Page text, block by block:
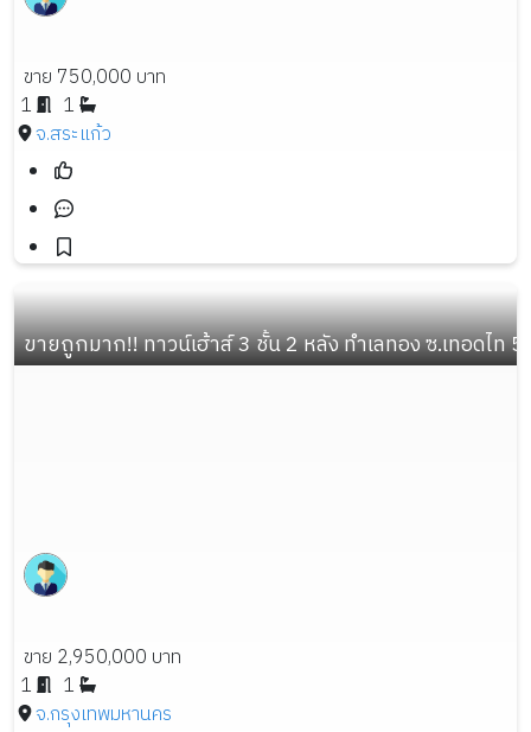
ขาย 750,000 บาท
1
1
จ.สระแก้ว
ขายถูกมาก!! ทาวน์เฮ้าส์ 3 ชั้น 2 หลัง ทำเลทอง ซ.เทอดไท
ขาย 2,950,000 บาท
1
1
จ.กรุงเทพมหานคร